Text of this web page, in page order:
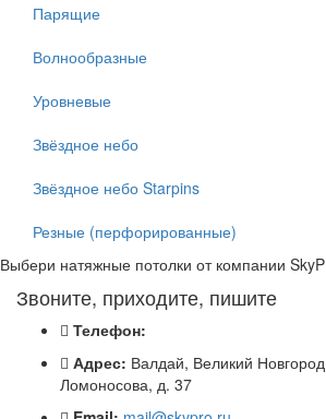
Парящие
Волнообразные
Уровневые
Звёздное небо
Звёздное небо Starpins
Резные (перфорированные)
Выбери натяжные потолки от компании
Звоните, приходите, пишите
Телефон:
Адрес: Валдай, Великий Новгород
Ломоносова, д. 37